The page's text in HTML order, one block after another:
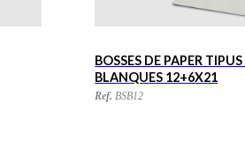
BOSSES DE PAPER
BLANQUES 18+6x32
Ref. BSB18